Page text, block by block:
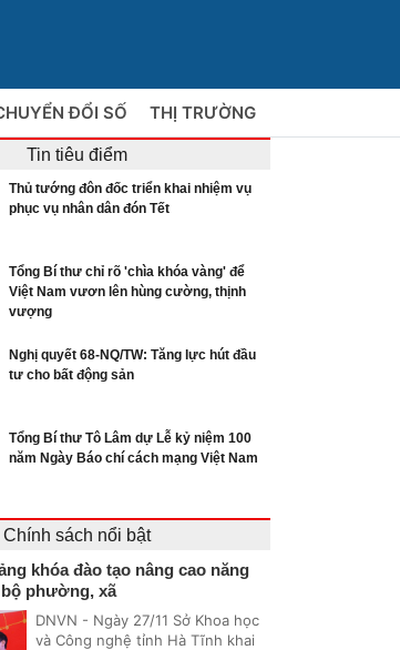
ĐỔI SỐ THỊ TRƯỜNG
Tin tiêu điểm
Thủ tướng đôn đốc triển khai nhiệm vụ
phục vụ nhân dân đón Tết
Tổng Bí thư chỉ rõ 'chìa khóa vàng' để
Việt Nam vươn lên hùng cường, thịnh
vượng
Nghị quyết 68-NQ/TW: Tăng lực hút đầu
tư cho bất động sản
Tổng Bí thư Tô Lâm dự Lễ kỷ niệm 100
năm Ngày Báo chí cách mạng Việt Nam
Chính sách nổi bật
khóa đào tạo nâng cao năng
phường, xã
DNVN - Ngày 27/11 Sở Khoa học
và Công nghệ tỉnh Hà Tĩnh khai